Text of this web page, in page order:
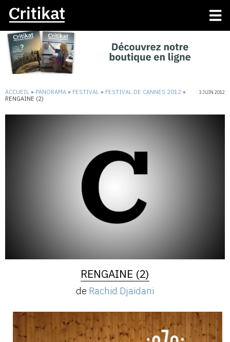
ACCUEIL » PANORAMA » FESTIVAL » FESTIVAL DE CANNES 2012 »
RENGAINE (2)
3 JUIN 2012
RENGAINE (2)
de Rachid Djaïdani